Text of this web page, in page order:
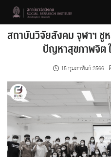
contentสถาบันวิจัยสังคม จุฬาฯ ชู
ปัญหาสุขภาพจิต
15 กุมภาพันธ์ 2566